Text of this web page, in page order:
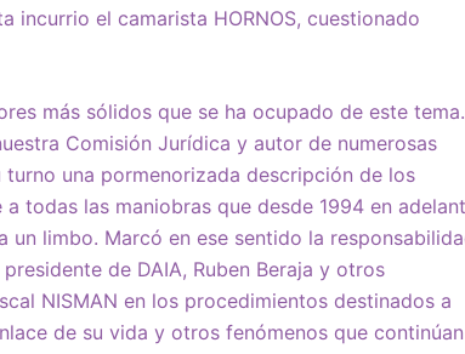
incurrio el camarista HORNOS, cuestionado
más sólidos que se ha ocupado de este tema.
Comisión Jurídica y autor de numerosas
una pormenorizada descripción de los
todas las maniobras que desde 1994 en
limbo. Marcó en ese sentido la
de DAIA, Ruben Beraja y otros
NISMAN en los procedimientos destinados a
de su vida y otros fenómenos que continúan